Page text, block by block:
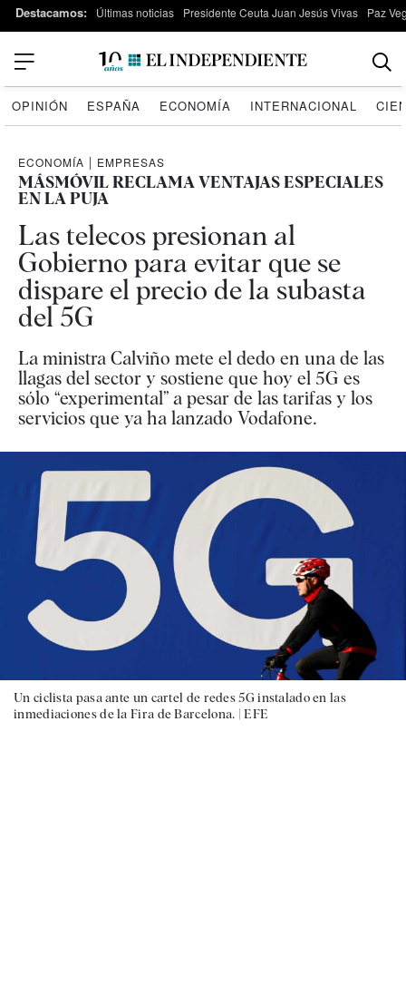
Destacamos: Últimas noticias Presidente Ceuta Juan Jesús Vivas Paz
OPINIÓN ESPAÑA ECONOMÍA INTERNACIONAL
ECONOMÍA | EMPRESAS
MÁSMÓVIL RECLAMA VENTAJAS ESPECIALES
EN LA PUJA
Las telecos presionan al
Gobierno para evitar que se
dispare el precio de la subasta
del 5G
La ministra Calviño mete el dedo en una de las
llagas del sector y sostiene que hoy el 5G es
sólo “experimental” a pesar de las tarifas y los
servicios que ya ha lanzado Vodafone.
Un ciclista pasa ante un cartel de redes 5G instalado en las
inmediaciones de la Fira de Barcelona. |EFE